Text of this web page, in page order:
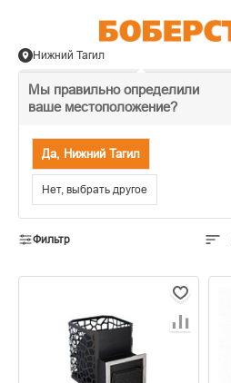
Мы правильно определили
ваше местоположение?
Да, Нижний Тагил
Нет, выбрать другое
Нижний Тагил
Печи банные
Фильтр